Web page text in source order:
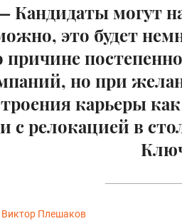
Кандидаты могут
это будет
причине
но при
карьеры
с релокацией в
Виктор Плешаков